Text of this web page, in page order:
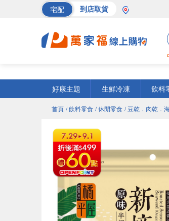
宅配 到店取貨
好康主題
生鮮冷凍 飲料
首頁 / 飲料零食 / 休閒零食 / 豆乾．肉乾．